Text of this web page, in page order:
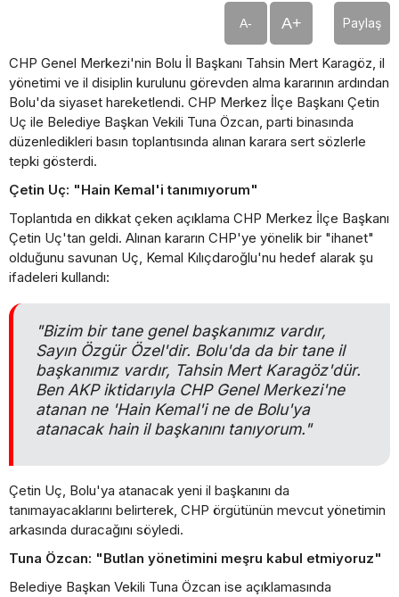
A- A+ Paylaş
CHP Genel Merkezi'nin Bolu İl Başkanı Tahsin Mert Karagöz, il
yönetimi ve il disiplin kurulunu görevden alma kararının ardından
Bolu'da siyaset hareketlendi. CHP Merkez İlçe Başkanı Çetin
Uç ile Belediye Başkan Vekili Tuna Özcan, parti binasında
düzenledikleri basın toplantısında alınan karara sert sözlerle
tepki gösterdi.
Çetin Uç: "Hain Kemal'i tanımıyorum"
Toplantıda en dikkat çeken açıklama CHP Merkez İlçe Başkanı
Çetin Uç'tan geldi. Alınan kararın CHP'ye yönelik bir "ihanet"
olduğunu savunan Uç, Kemal Kılıçdaroğlu'nu hedef alarak şu
ifadeleri kullandı:
"Bizim bir tane genel başkanımız vardır,
Sayın Özgür Özel'dir. Bolu'da da bir tane il
başkanımız vardır, Tahsin Mert Karagöz'dür.
Ben AKP iktidarıyla CHP Genel Merkezi'ne
atanan ne 'Hain Kemal'i ne de Bolu'ya
atanacak hain il başkanını tanıyorum."
Çetin Uç, Bolu'ya atanacak yeni il başkanını da
tanımayacaklarını belirterek, CHP örgütünün mevcut yönetimin
arkasında duracağını söyledi.
Tuna Özcan: "Butlan yönetimini meşru kabul etmiyoruz"
Belediye Başkan Vekili Tuna Özcan ise açıklamasında